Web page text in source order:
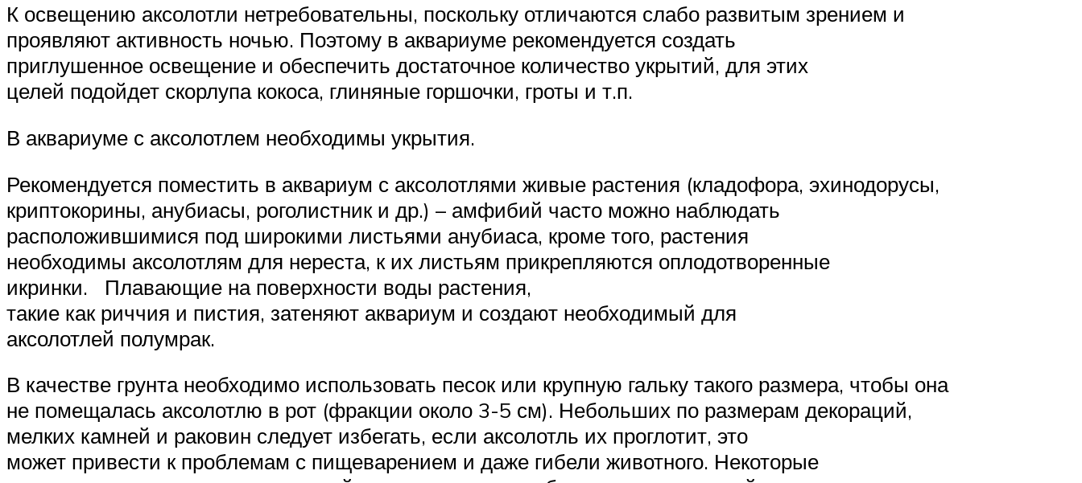
К освещению аксолотли нетребовательны, поскольку отличаются слабо развитым зрением и
проявляют активность ночью. Поэтому в аквариуме рекомендуется создать
приглушенное освещение и обеспечить достаточное количество укрытий, для этих
целей подойдет скорлупа кокоса, глиняные горшочки, гроты и т.п.
В аквариуме с аксолотлем необходимы укрытия.
Рекомендуется поместить в аквариум с аксолотлями живые растения (кладофора, эхинодорусы,
криптокорины, анубиасы, роголистник и др.) – амфибий часто можно наблюдать
расположившимися под широкими листьями анубиаса, кроме того, растения
необходимы аксолотлям для нереста, к их листьям прикрепляются оплодотворенные
икринки. Плавающие на поверхности воды растения,
такие как риччия и пистия, затеняют аквариум и создают необходимый для
аксолотлей полумрак.
В качестве грунта необходимо использовать песок или крупную гальку такого размера, чтобы она
не помещалась аксолотлю в рот (фракции около 3-5 см). Небольших по размерам декораций,
мелких камней и раковин следует избегать, если аксолотль их проглотит, это
может привести к проблемам с пищеварением и даже гибели животного. Некоторые